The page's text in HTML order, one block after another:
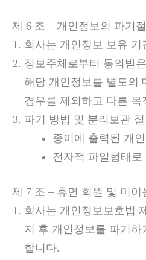
제 6 조 – 개인정보의 파기
회사는 개인정보 보유
정보주체로부터 동의받
해당 개인정보를 별도의
경우를 제외하고 다른
파기 방법 및 분리보관
종이에 출력된 개
전자적 파일형태
제 7 조 – 휴면 회원 및 미
회사는 개인정보보호법
지 후 개인정보를 파기
합니다.